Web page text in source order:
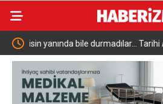
Arapşükrü Sarımsak festivalinde
vatandaşa unutulmaz bir